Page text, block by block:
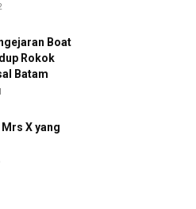
Boat
Rokok
Batam
X yang